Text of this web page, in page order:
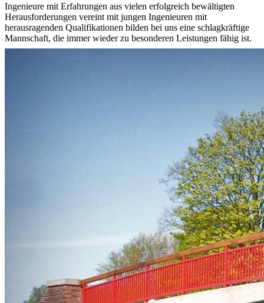
Ingenieure mit Erfahrungen aus vielen erfolgreich bewältigten
Herausforderungen vereint mit jungen Ingenieuren mit
herausragenden Qualifikationen bilden bei uns eine schlagkräftige
Mannschaft, die immer wieder zu besonderen Leistungen fähig ist.